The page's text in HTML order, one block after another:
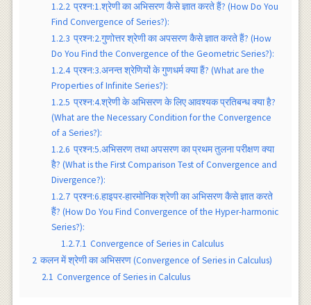
1.2.2 प्रश्न:1.श्रेणी का अभिसरण कैसे ज्ञात करते हैं? (How Do You
Find Convergence of Series?):
1.2.3 प्रश्न:2.गुणोत्तर श्रेणी का अपसरण कैसे ज्ञात करते हैं? (How
Do You Find the Convergence of the Geometric Series?):
1.2.4 प्रश्न:3.अनन्त श्रेणियों के गुणधर्म क्या हैं? (What are the
Properties of Infinite Series?):
1.2.5 प्रश्न:4.श्रेणी के अभिसरण के लिए आवश्यक प्रतिबन्ध क्या है?
(What are the Necessary Condition for the Convergence
of a Series?):
1.2.6 प्रश्न:5.अभिसरण तथा अपसरण का प्रथम तुलना परीक्षण क्या
है? (What is the First Comparison Test of Convergence and
Divergence?):
1.2.7 प्रश्न:6.हाइपर-हारमोनिक श्रेणी का अभिसरण कैसे ज्ञात करते
हैं? (How Do You Find Convergence of the Hyper-harmonic
Series?):
1.2.7.1 Convergence of Series in Calculus
2 कलन में श्रेणी का अभिसरण (Convergence of Series in Calculus)
2.1 Convergence of Series in Calculus